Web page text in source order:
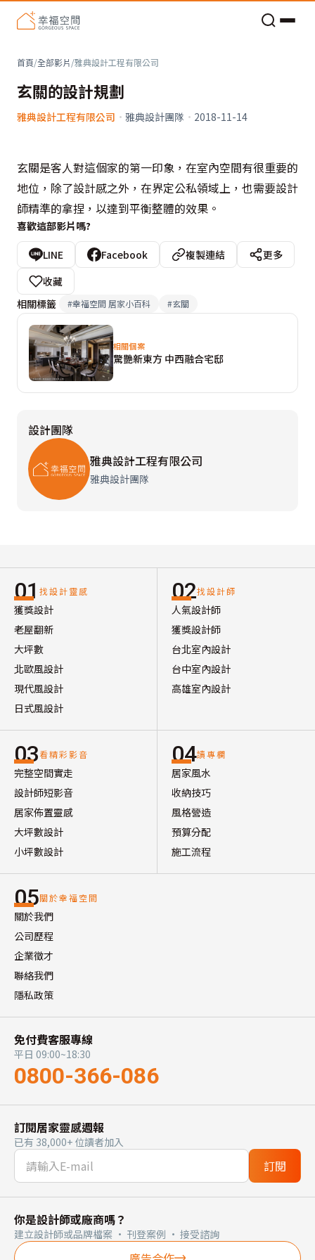
首頁/全部影片/雅典設計工程有限公司
玄關的設計規劃
雅典設計工程有限公司 · 雅典設計團隊 · 2018-11-14
玄關是客人對這個家的第一印象，在室內空間有很重要的
地位，除了設計感之外，在界定公私領域上，也需要設計
師精準的拿捏，以達到平衡整體的效果。
喜歡這部影片嗎?
LINE Facebook 複製連結
更多
收藏
相關標籤
#幸福空間 居家小百科 #玄關
相關個案
驚艷新東方 中西融合宅邸
設計團隊
雅典設計工程有限公司
雅典設計團隊
01 找設計靈感
獲獎設計
老屋翻新
大坪數
北歐風設計
現代風設計
日式風設計
02找設計師
人氣設計師
獲獎設計師
台北室內設計
台中室內設計
高雄室內設計
03看精彩影音
完整空間實走
設計師短影音
居家佈置靈感
大坪數設計
小坪數設計
04讀專欄
居家風水
收納技巧
風格營造
預算分配
施工流程
05關於幸福空間
關於我們
公司歷程
企業徵才
聯絡我們
隱私政策
免付費客服專線
平日 09:00~18:30
0800-366-086
訂閱居家靈感週報
已有 38,000+ 位讀者加入
訂閱
你是設計師或廠商嗎？
建立設計師或品牌檔案 · 刊登案例 · 接受諮詢